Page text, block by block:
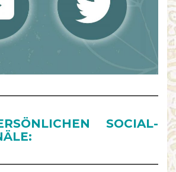
SOCIAL-